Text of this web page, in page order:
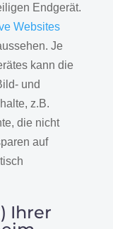
Endgerät.
Websites
Je
kann die
und
z.B.
die nicht
auf
Ihrer